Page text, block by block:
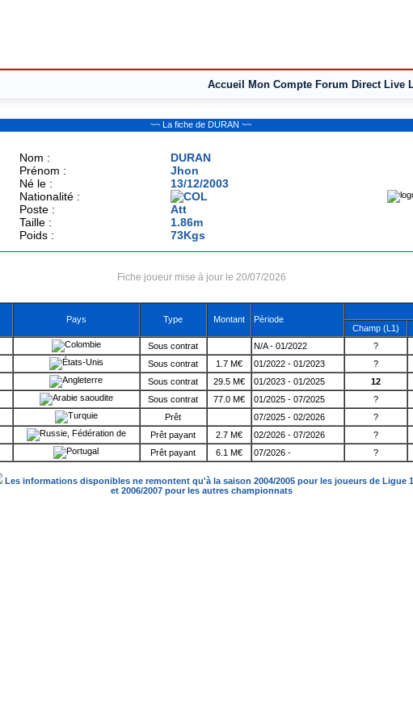
Accueil Mon Compte Forum Direct Live
~~ La fiche de DURAN ~~
Nom :
DURAN
Prénom :
Jhon
Né le :
13/12/2003
Nationalité :
Poste :
Att
Taille :
1.86m
Poids :
73Kgs
Fiche joueur mise à jour le 20/07/2026
Pays Type Montant Pèriode
Champ (L1)
Sous contrat N/A - 01/2022 ?
Sous contrat 1.7 M€ 01/2022 - 01/2023 ?
Sous contrat 29.5 M€ 01/2023 - 01/2025 12
Sous contrat 77.0 M€ 01/2025 - 07/2025 ?
Prêt 07/2025 - 02/2026 ?
Prêt payant 2.7 M€ 02/2026 - 07/2026 ?
Prêt payant 6.1 M€ 07/2026 - ?
Les informations disponibles ne remontent qu'à la saison 2004/2005 pour les joueurs de Ligue 1
et 2006/2007 pour les autres championnats